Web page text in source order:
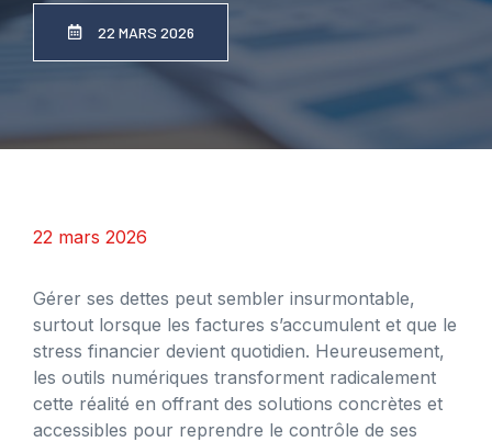
22 MARS 2026
22 mars 2026
Gérer ses dettes peut sembler insurmontable,
surtout lorsque les factures s’accumulent et que le
stress financier devient quotidien. Heureusement,
les outils numériques transforment radicalement
cette réalité en offrant des solutions concrètes et
accessibles pour reprendre le contrôle de ses